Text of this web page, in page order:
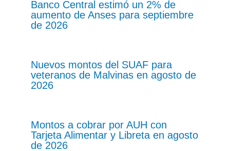
Banco Central estimó un 2% de
aumento de Anses para septiembre
de 2026
Nuevos montos del SUAF para
veteranos de Malvinas en agosto de
2026
Montos a cobrar por AUH con
Tarjeta Alimentar y Libreta en agosto
de 2026